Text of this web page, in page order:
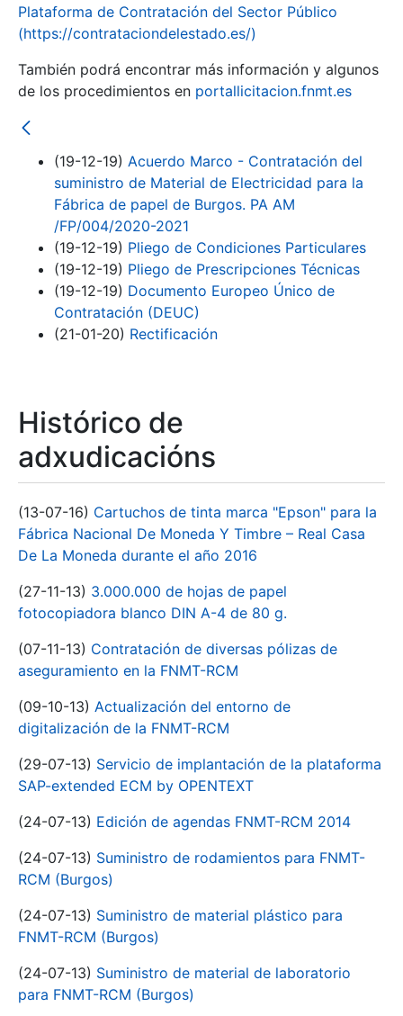
Plataforma de Contratación del Sector Público
(https://contrataciondelestado.es/)
También podrá encontrar más información y algunos
de los procedimientos en portallicitacion.fnmt.es
(19-12-19) Acuerdo Marco - Contratación del
suministro de Material de Electricidad para la
Fábrica de papel de Burgos. PA AM
/FP/004/2020-2021
(19-12-19) Pliego de Condiciones Particulares
(19-12-19) Pliego de Prescripciones Técnicas
(19-12-19) Documento Europeo Único de
Contratación (DEUC)
(21-01-20) Rectificación
Histórico de
adxudicacións
(13-07-16) Cartuchos de tinta marca "Epson" para la
Fábrica Nacional De Moneda Y Timbre – Real Casa
De La Moneda durante el año 2016
(27-11-13) 3.000.000 de hojas de papel
fotocopiadora blanco DIN A-4 de 80 g.
(07-11-13) Contratación de diversas pólizas de
aseguramiento en la FNMT-RCM
(09-10-13) Actualización del entorno de
digitalización de la FNMT-RCM
(29-07-13) Servicio de implantación de la plataforma
SAP-extended ECM by OPENTEXT
(24-07-13) Edición de agendas FNMT-RCM 2014
(24-07-13) Suministro de rodamientos para FNMT-
RCM (Burgos)
(24-07-13) Suministro de material plástico para
FNMT-RCM (Burgos)
(24-07-13) Suministro de material de laboratorio
para FNMT-RCM (Burgos)